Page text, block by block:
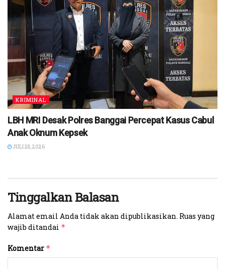
KRIMINAL
LBH MRI Desak Polres Banggai Percepat Kasus Cabul
Anak Oknum Kepsek
JULI 28, 2026
Tinggalkan Balasan
Alamat email Anda tidak akan dipublikasikan. Ruas yang
wajib ditandai *
Komentar *